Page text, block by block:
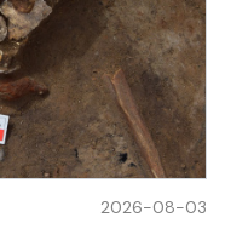
2026-08-03